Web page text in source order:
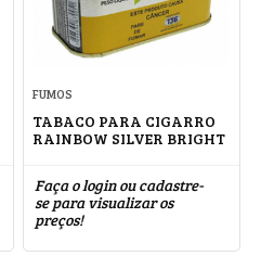
FUMOS
TABACO PARA CIGARRO
RAINBOW SILVER BRIGHT
Faça o login ou cadastre-
se para visualizar os
preços!